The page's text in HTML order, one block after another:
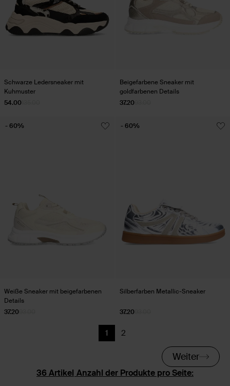
Schwarze Ledersneaker mit
Kuhmuster
54.00
Beigefarbene Sneaker mit
goldfarbenen Details
37.20
Weiße Sneaker mit beigefarbenen
Details
37.20
- 60%
Silberfarben Metallic-Sneaker
37.20
- 60%
Anzahl der Produkte pro Seite:
Aktuelle Seite
1
Zurück
2
Weiter